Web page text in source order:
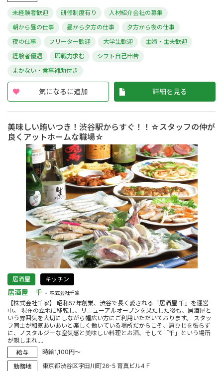
未経験者歓迎 研修制度有り
人材紹介会社の募集
朝から昼の仕事
昼から夕方の仕事
夕方から夜の仕事
夜の仕事
フリーター歓迎 大学生歓迎
主婦・主夫歓迎
経験者優遇
即戦力求む
シフト自己申告
まかない・食事補助付き
気になるに追加 詳細を見る
美味しい賄いつき！渋谷駅からすぐ！！☆スタッフの仲が
良くアットホームな職場☆
居酒屋 キッチン
居酒屋 千 株式会社千家
【株式会社千家】 昭和57年創業、渋谷で長く愛される『居酒屋 千』を運営
中。 現在の立地に移転し、リニューアルオープンを果たした後も、居酒屋と
いう雰囲気を大切にしながら幅広い方にご利用いただいております。 スタッ
フ同士が和気あいあいと楽しく働いている場所だからこそ、肩ひじを張らず
に、ノスタルジーな空気感と美味しい料理とお酒、そして「千」という場所
が親しまれ....
給与
時給1,100円～
勤務地
東京都渋谷区宇田川町26-5 育真ビル4Ｆ